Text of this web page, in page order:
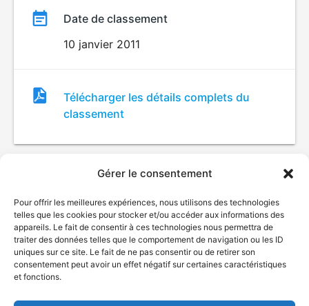
Gérer le consentement
Pour offrir les meilleures expériences, nous utilisons des technologies
telles que les cookies pour stocker et/ou accéder aux informations des
appareils. Le fait de consentir à ces technologies nous permettra de
traiter des données telles que le comportement de navigation ou les ID
uniques sur ce site. Le fait de ne pas consentir ou de retirer son
consentement peut avoir un effet négatif sur certaines caractéristiques
et fonctions.
Date de classement
10 janvier 2011
Fichier
de
classement
Télécharger les détails complets du
classement
© Gouvernement du Québec, 2026
Plan du site